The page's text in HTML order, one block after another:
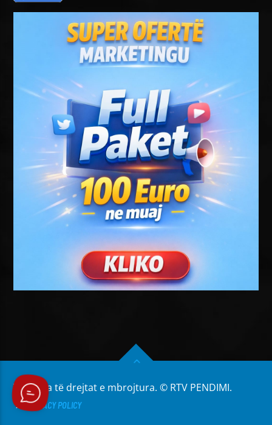
Të gjitha të drejtat e mbrojtura. © RTV PENDIMI.
PRIVACY POLICY